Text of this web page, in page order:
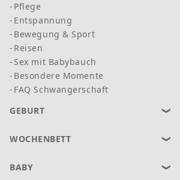
Pflege
Entspannung
Bewegung & Sport
Reisen
Sex mit Babybauch
Besondere Momente
FAQ Schwangerschaft
GEBURT
WOCHENBETT
BABY